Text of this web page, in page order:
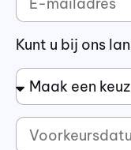
Kunt u bij ons